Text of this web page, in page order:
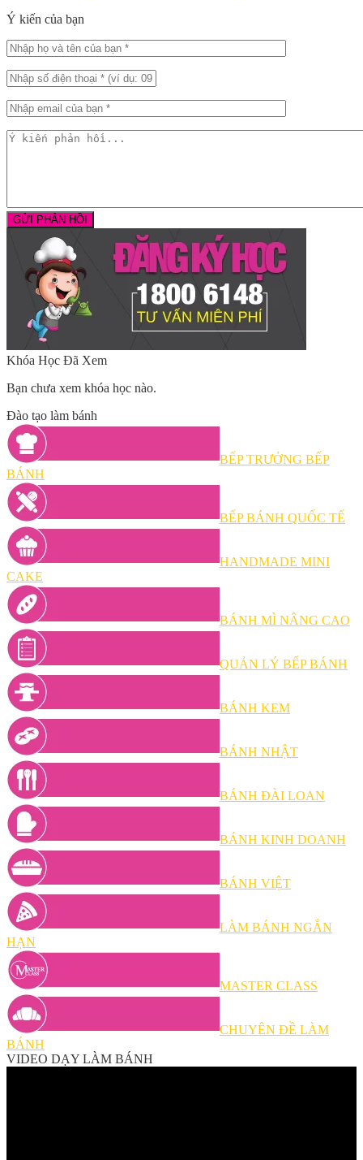
Ý kiến của bạn
Khóa Học Đã Xem
Bạn chưa xem khóa học nào.
Đào tạo làm bánh
BẾP TRƯỞNG BẾP
BÁNH
BẾP BÁNH QUỐC TẾ
HANDMADE MINI
CAKE
BÁNH MÌ NÂNG CAO
QUẢN LÝ BẾP BÁNH
BÁNH KEM
BÁNH NHẬT
BÁNH ĐÀI LOAN
BÁNH KINH DOANH
BÁNH VIỆT
LÀM BÁNH NGẮN
HẠN
MASTER CLASS
CHUYÊN ĐỀ LÀM
BÁNH
VIDEO DẠY LÀM BÁNH